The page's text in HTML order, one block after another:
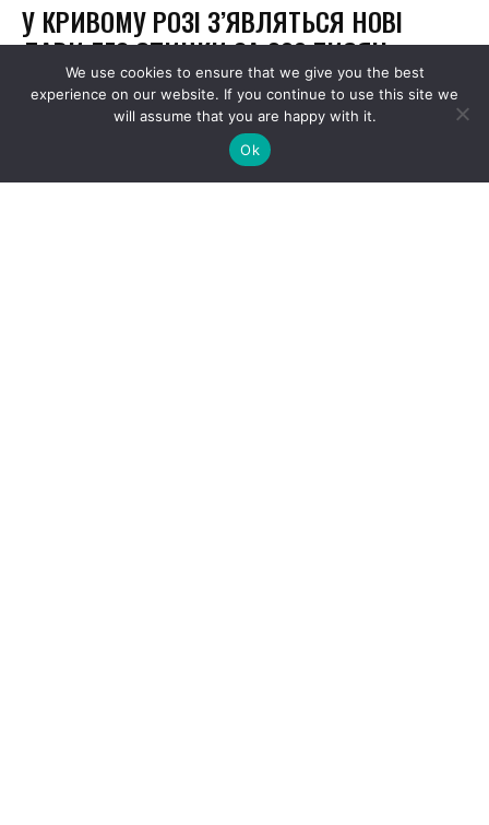
We use cookies to ensure that we give you the best
experience on our website. If you continue to use this site we
will assume that you are happy with it.
Ok